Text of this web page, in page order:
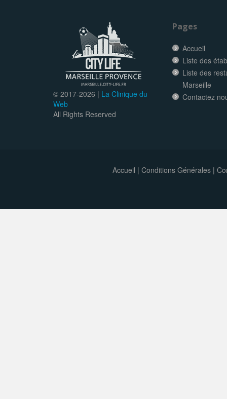
© 2017-2026 | La Clinique du
Web
All Rights Reserved
Pages
Accueil
Liste des
Liste des
Marseille
Contactez
Accueil | Conditions Générales|